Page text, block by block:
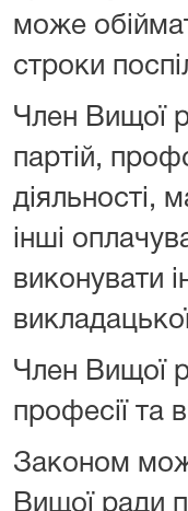
може
строки
Член Вищої
партій,
діяльності,
інші
виконувати
Член Вищої
професії та
Законом
Вищої ради